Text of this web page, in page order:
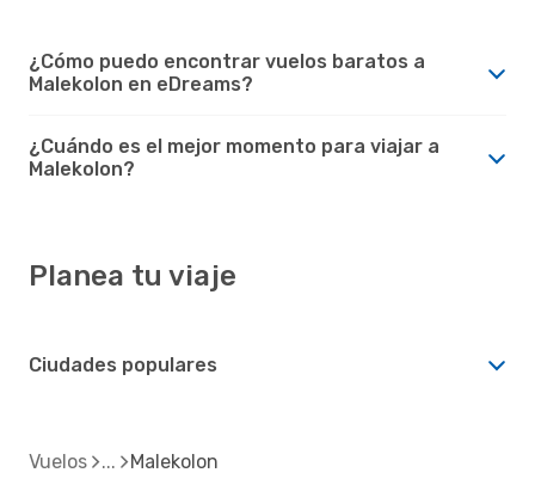
¿Cómo puedo encontrar vuelos baratos a
Malekolon en eDreams?
¿Cuándo es el mejor momento para viajar a
Malekolon?
Planea tu viaje
Ciudades populares
Vuelos Malekolon